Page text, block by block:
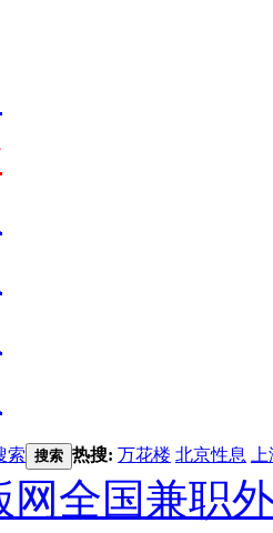
索 搜索 热搜: 万花楼 北京性息
网全国兼职